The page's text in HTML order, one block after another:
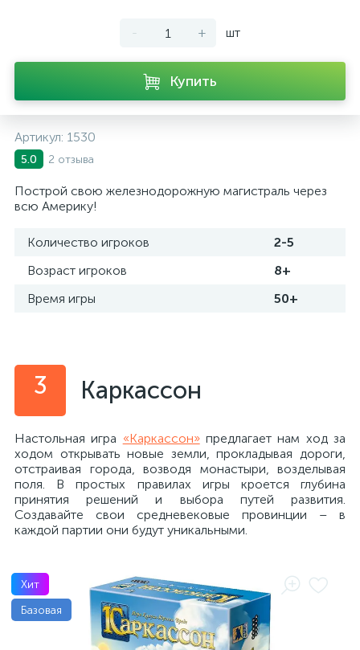
- + шт
Купить
Артикул: 1530
5.0 2 отзыва
Построй свою железнодорожную магистраль через
всю Америку!
Количество игроков
2-5
Возраст игроков
8+
Время игры
50+
3 Каркассон
Настольная игра «Каркассон»предлагает нам ход за
ходом открывать новые земли, прокладывая дороги,
отстраивая города, возводя монастыри, возделывая
поля. В простых правилах игры кроется глубина
принятия решений и выбора путей развития.
Создавайте свои средневековые провинции – в
каждой партии они будут уникальными.
Хит
Базовая